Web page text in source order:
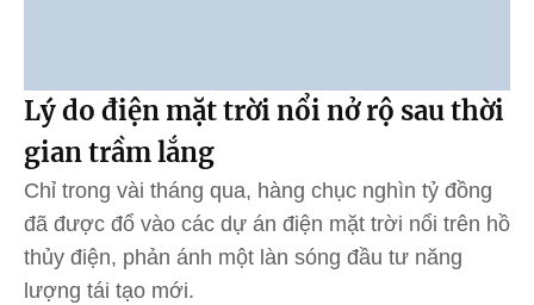
Lý do điện mặt trời nổi nở rộ sau thời
gian trầm lắng
Chỉ trong vài tháng qua, hàng chục nghìn tỷ đồng
đã được đổ vào các dự án điện mặt trời nổi trên hồ
thủy điện, phản ánh một làn sóng đầu tư năng
lượng tái tạo mới.